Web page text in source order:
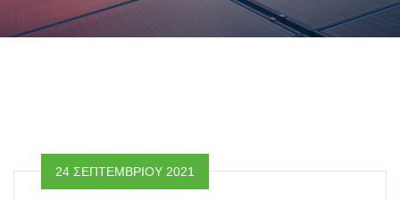
24 ΣΕΠΤΕΜΒΡΊΟΥ 2021